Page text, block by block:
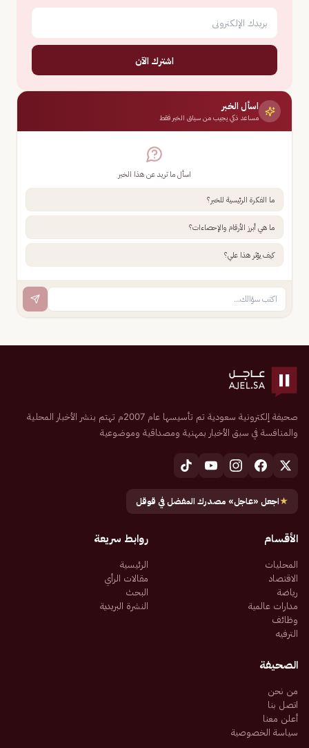
اشترك الآن
اسأل الخبر
مساعد ذكي يجيب من سياق الخبر فقط
اسأل ما تريد عن هذا الخبر
ما الفكرة الرئيسية للخبر؟
ما هي أبرز الأرقام والإحصاءات؟
كيف يؤثر هذا علي؟
صحيفة إلكترونية سعودية تم تأسيسها عام 2007م تهتم بنشر الأخبار المحلية
والمنافسة في سبق الأخبار بمهنية ومصداقية وموضوعية
★اجعل «عاجل» مصدرك المفضل في قوقل
الأقسام
المحليات
الاقتصاد
رياضة
مدارات عالمية
وظائف
الترفيه
روابط سريعة
الرئيسية
مقالات الرأي
البحث
النشرة البريدية
الصحيفة
من نحن
اتصل بنا
أعلن معنا
سياسة الخصوصية